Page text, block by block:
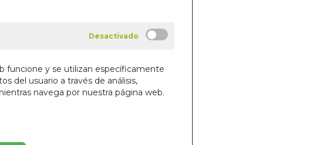
funcione y se utilizan específicamente
del usuario a través de análisis,
navega por nuestra página web.
€
Añadir a la cesta